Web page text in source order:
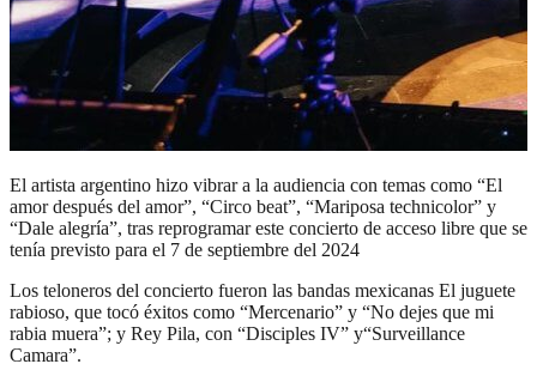
El artista argentino hizo vibrar a la audiencia con temas como “El
amor después del amor”, “Circo beat”, “Mariposa technicolor” y
“Dale alegría”, tras reprogramar este concierto de acceso libre que se
tenía previsto para el 7 de septiembre del 2024
Los teloneros del concierto fueron las bandas mexicanas El juguete
rabioso, que tocó éxitos como “Mercenario” y “No dejes que mi
rabia muera”; y Rey Pila, con “Disciples IV” y“Surveillance
Camara”.